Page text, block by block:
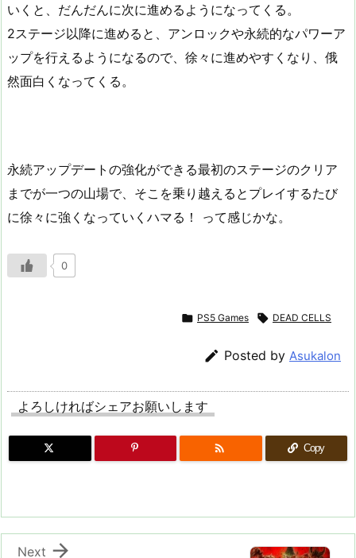
いくと、だんだんに次に進めるようになってくる。
2ステージ以降に進めると、アンロックや永続的なパワーア
ップを行えるようになるので、徐々に進めやすくなり、俄
然面白くなってくる。
永続アップデートの強化ができる最初のステージのクリア
までが一つの山場で、そこを乗り越えるとプレイするたび
に徐々に強くなっていくハマる！ って感じかな。
0
 PS5 Games  DEAD CELLS
 Posted by Asukalon
よろしければシェアお願いします
 Copy

Next